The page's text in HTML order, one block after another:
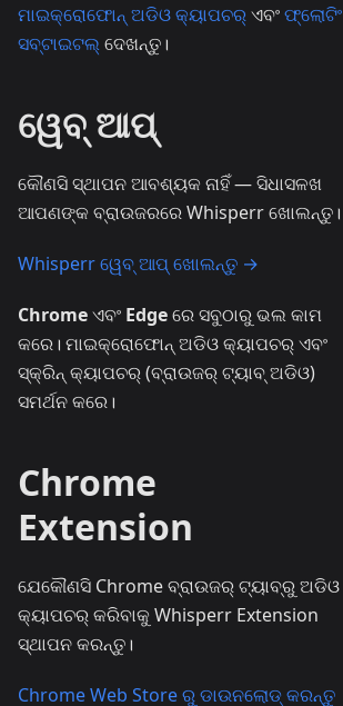
ମାଇକ୍ରୋଫୋନ୍ ଅଡିଓ କ୍ୟାପଚର୍ଏବଂଫ୍ଲୋଟିଂ
ସବ୍‌ଟାଇଟଲ୍ଦେଖନ୍ତୁ।
ୱେବ୍ ଆପ୍
କୌଣସି ସ୍ଥାପନ ଆବଶ୍ୟକ ନାହିଁ — ସିଧାସଳଖ
ଆପଣଙ୍କ ବ୍ରାଉଜରରେ Whisperr ଖୋଲନ୍ତୁ।
Whisperr ୱେବ୍ ଆପ୍ ଖୋଲନ୍ତୁ →
Chromeଏବଂ Edgeରେ ସବୁଠାରୁ ଭଲ କାମ
କରେ। ମାଇକ୍ରୋଫୋନ୍ ଅଡିଓ କ୍ୟାପଚର୍ ଏବଂ
ସ୍କ୍ରିନ୍ କ୍ୟାପଚର୍ (ବ୍ରାଉଜର୍ ଟ୍ୟାବ୍ ଅଡିଓ)
ସମର୍ଥନ କରେ।
Chrome
Extension
ଯେକୌଣସି Chrome ବ୍ରାଉଜର୍ ଟ୍ୟାବ୍‌ରୁ ଅଡିଓ
କ୍ୟାପଚର୍ କରିବାକୁ Whisperr Extension
ସ୍ଥାପନ କରନ୍ତୁ।
Chrome Web Store ରୁ ଡାଉନଲୋଡ୍ କରନ୍ତୁ